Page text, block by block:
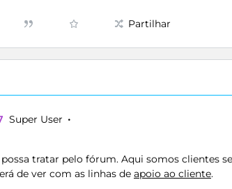
Partilhar
Super User
possa tratar pelo fórum. Aqui somos clientes
de ver com as linhas de apoio ao cliente.